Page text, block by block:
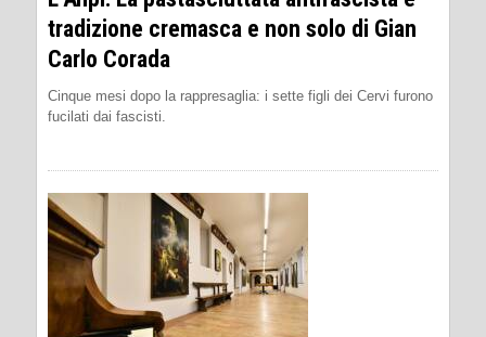
tradizione cremasca e non solo di Gian
Carlo Corada
Cinque mesi dopo la rappresaglia: i sette figli dei Cervi furono
fucilati dai fascisti.